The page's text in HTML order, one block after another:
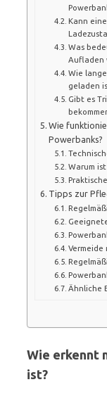
Kann
Was
Aufladen
Wie
geladen
Gibt es
Wie
Powerbanks?
Warum
Tipps zur
Vermeide
Ähnliche
Wie erkennt
ist?